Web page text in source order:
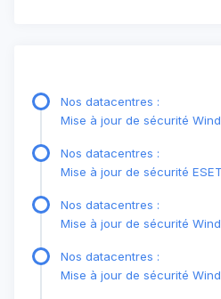
Nos datacentres :
Mise à jour de sécurité
Nos datacentres :
Mise à jour de sécurité ESET
Nos datacentres :
Mise à jour de sécurité
Nos datacentres :
Mise à jour de sécurité